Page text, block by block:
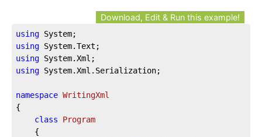
Download, Edit & Run this example!
using
using
using
using System.Xml.Serialization;
namespace WritingXml
{
class
Program
    {